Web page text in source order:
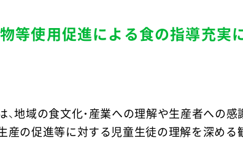
等使用促進による食の指導充実
地域の食文化・産業への理解や生産者への感
産の促進等に対する児童生徒の理解を深める